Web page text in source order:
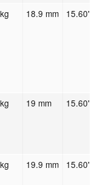
18.9 mm 15.60"
19 mm 15.60"
19.9 mm 15.60"